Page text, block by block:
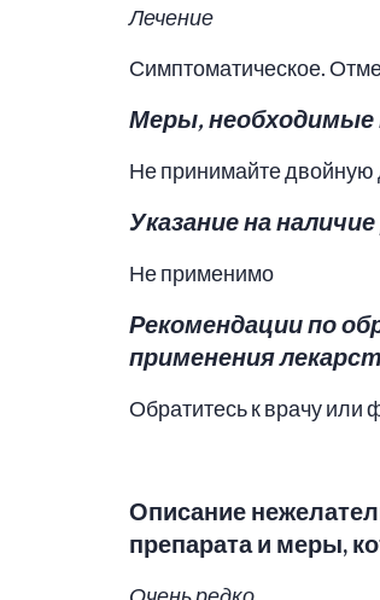
Лечение
Симптоматическое.
Меры, необходимые
Не принимайте двойную
Указание на
Не применимо
Рекомендации по
применения
Обратитесь к врачу или
Описание
препарата и меры,